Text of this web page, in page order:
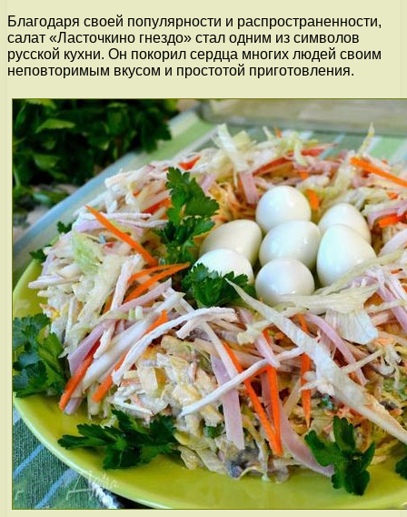
Благодаря своей популярности и распространенности,
салат «Ласточкино гнездо» стал одним из символов
русской кухни. Он покорил сердца многих людей своим
неповторимым вкусом и простотой приготовления.